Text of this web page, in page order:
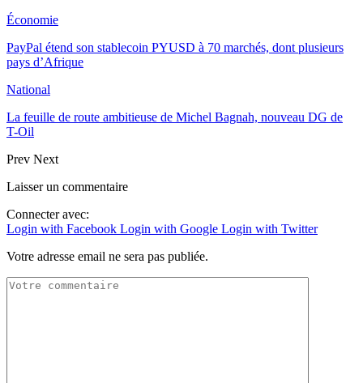
Économie
PayPal étend son stablecoin PYUSD à 70 marchés, dont plusieurs
pays d’Afrique
National
La feuille de route ambitieuse de Michel Bagnah, nouveau DG de
T-Oil
Prev Next
Laisser un commentaire
Connecter avec:
Login with Facebook Login with Google Login with Twitter
Votre adresse email ne sera pas publiée.